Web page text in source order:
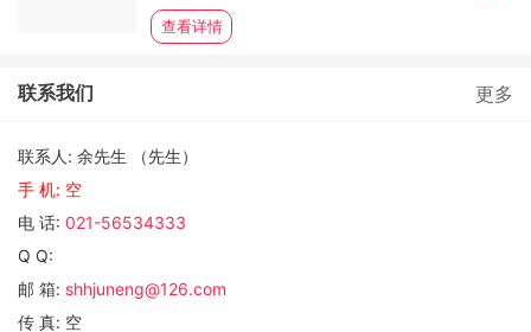
查看详情
联系我们 更多
联系人: 余先生 （先生）
手 机: 空
电 话: 021-56534333
Q Q:
邮 箱: shhjuneng@126.com
传 真: 空